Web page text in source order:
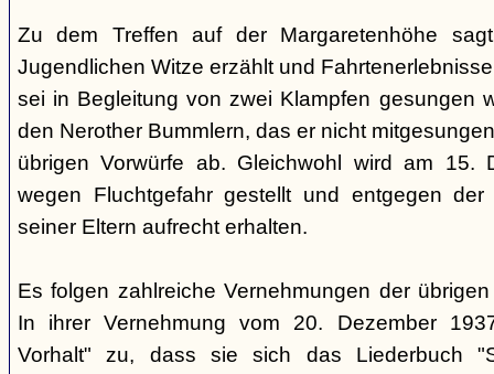
Zu dem Treffen auf der Margaretenhöhe
Jugendlichen Witze erzählt und
sei in Begleitung von zwei Klampfen gesungen
den Nerother Bummlern, das er nicht
übrigen Vorwürfe ab. Gleichwohl wird am 15.
wegen Fluchtgefahr gestellt und entgegen
seiner Eltern aufrecht erhalten.
Es folgen zahlreiche Vernehmungen der
In ihrer Vernehmung vom 20. Dezember
Vorhalt" zu, dass sie sich das Liederbuch